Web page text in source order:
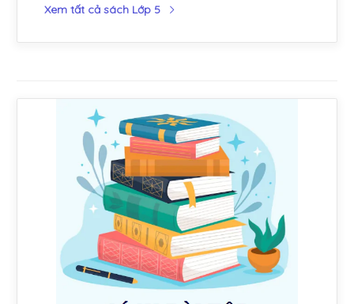
Xem tất cả sách Lớp 5